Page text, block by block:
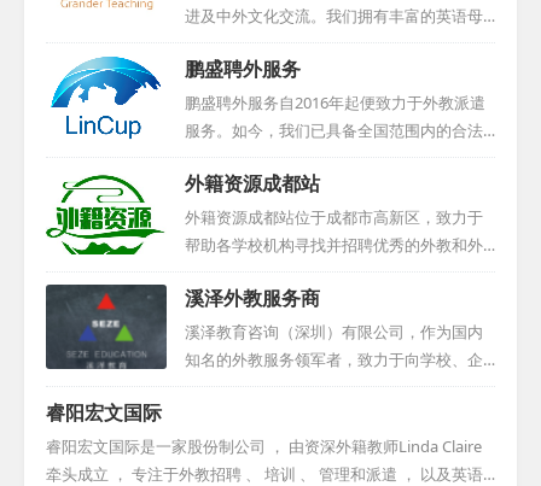
量的外籍教师，他们大多拥有教育类学士、硕士、博士学位，并
持有TESOL证书及丰富教学经验，极大地提升了学校面试外教的
成功率。对于外教，我们则从工作地点、待遇、工作时间及学校
教学理念等方面严格筛选接受单位，确保外教在华的工作与生活
品质。我们...
进及中外文化交流。我们拥有丰富的英语母
语外籍人才资源，这些人才大多来自英美等
国家，并且多数未曾踏足中国，易于融入并
适应新环境。多年的积累使我们与众多国外
机构和个人建立了紧密合作关系，确保能够
长期稳定地提供优秀人才。我们的服务收费
合理，符合市场行情。如果您有招聘需求，
无论是学校还是其他机构，都可与我们取得
联系，我们将为您提供详细的信息和专业的
发展。...
鹏盛聘外服务
鹏盛聘外服务自2016年起便致力于外教派遣
服务。如今，我们已具备全国范围内的合法
派遣资质，外教均持有有效工作签证。在短
短三年多的时间里，我们成功为超过200家幼
儿教育机构、约1200家语言培训及国际学校
等机构，输送了大批外籍专业人才。我们不
仅提供外教资源，还负责代办相关用工手
续，为企业合法聘用外籍人士提供一站式解
决方案。我们致力于助力您的企业加速“国际
化”进程，竭诚为您提供专业、高效的服
外籍资源成都站
外籍资源成都站位于成都市高新区，致力于
帮助各学校机构寻找并招聘优秀的外教和外
籍员工。他们深知人才对于机构发展的重要
性，因此始终保持着严谨、专业的态度，力
求为合作伙伴提供最合适的人选。此外，该
工作室还定期举办国外高校招聘会，为求职
者与用人单位之间搭建了一座沟通的桥梁。
们前往美国校园进行校园招聘，进一步拓宽
了人才选拔的渠道。该工作室始终致力于提
溪泽外教服务商
溪泽教育咨询（深圳）有限公司，作为国内
知名的外教服务领军者，致力于向学校、企
业及个人提供优质外教资源。公司专注外教
越的教学能力。溪泽教育咨询（深圳）有限
公司矢志不渝地追求卓越，力求成为全国外
睿阳宏文国际
睿阳宏文国际是一家股份制公司 ， 由资深外籍教师Linda Claire
牵头成立 ， 专注于外教招聘 、 培训 、 管理和派遣 ， 以及英语